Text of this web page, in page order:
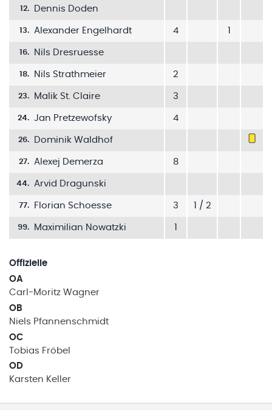
12. Dennis Doden
13. Alexander Engelhardt 4
16. Nils Dresruesse
18. Nils Strathmeier 2
23. Malik St. Claire 3
24. Jan Pretzewofsky 4
26. Dominik Waldhof
27. Alexej Demerza 8
44. Arvid Dragunski
77. Florian Schoesse 3 1 / 2
99. Maximilian Nowatzki
Offizielle
OA
Carl-Moritz Wagner
OB
Niels Pfannenschmidt
OC
Tobias Fröbel
OD
Karsten Keller